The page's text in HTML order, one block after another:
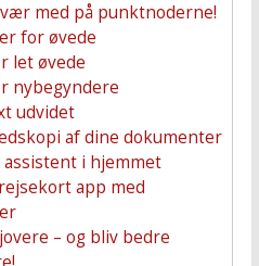
med på punktnoderne!
for øvede
let øvede
nybegyndere
udvidet
af dine dokumenter
assistent i hjemmet
app med
– og bliv bedre